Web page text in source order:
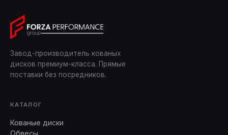
Завод-производитель кованых
дисков премиум-класса. Прямые
поставки без посредников.
КАТАЛОГ
Кованые диски
Обвесы